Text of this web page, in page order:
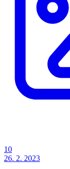
10
26. 2. 2023